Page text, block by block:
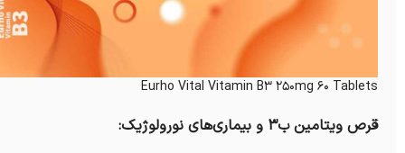
Eurho Vital Vitamin B3 250mg 60 Tablets
قرص ویتامین ب۳ و بیماری‌های نورولوژیک: